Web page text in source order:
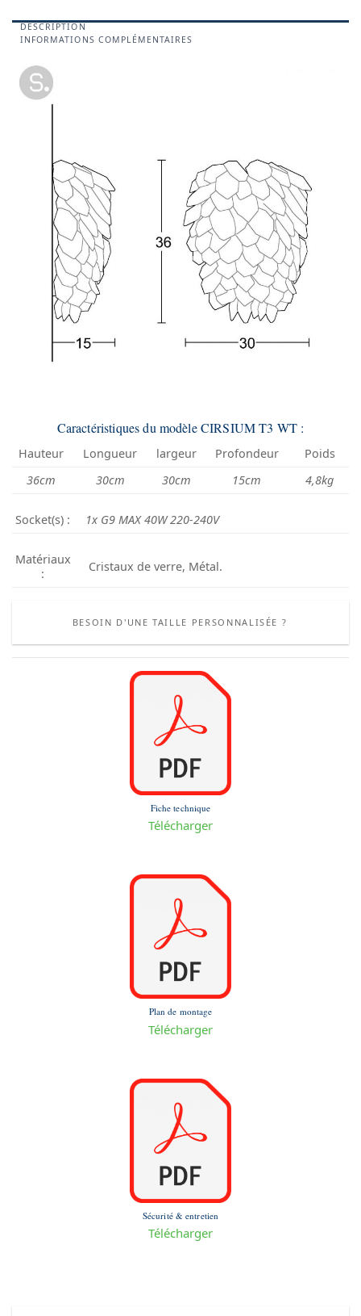
DESCRIPTION
INFORMATIONS COMPLÉMENTAIRES
Caractéristiques du modèle CIRSIUM T3 WT :
Hauteur Longueur largeur Profondeur
Poids
36cm
30cm 30cm 15cm 4,8kg
Socket(s) : 1x G9 MAX 40W 220-240V
Matériaux
:
Cristaux de verre, Métal.
BESOIN D'UNE TAILLE PERSONNALISÉE ?
Fiche technique
Télécharger
Plan de montage
Télécharger
Sécurité & entretien
Télécharger